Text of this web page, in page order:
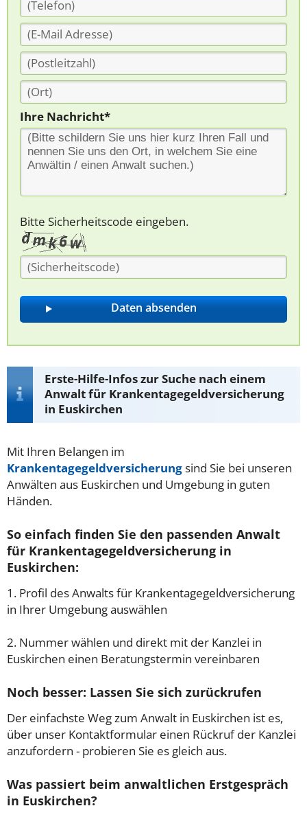
Ihre Nachricht*
Bitte Sicherheitscode eingeben.
Erste-Hilfe-Infos zur Suche nach einem
Anwalt für Krankentagegeldversicherung
in Euskirchen
Mit Ihren Belangen im
Krankentagegeldversicherungsind Sie bei unseren
Anwälten aus Euskirchen und Umgebung in guten
Händen.
So einfach finden Sie den passenden Anwalt
für Krankentagegeldversicherung in
Euskirchen:
1. Profil des Anwalts für Krankentagegeldversicherung
in Ihrer Umgebung auswählen
2. Nummer wählen und direkt mit der Kanzlei in
Euskirchen einen Beratungstermin vereinbaren
Noch besser: Lassen Sie sich zurückrufen
Der einfachste Weg zum Anwalt in Euskirchen ist es,
über unser Kontaktformular einen Rückruf der Kanzlei
anzufordern - probieren Sie es gleich aus.
Was passiert beim anwaltlichen Erstgespräch
in Euskirchen?